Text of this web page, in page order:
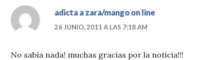
adicta a zara/mango on line
26 JUNIO, 2011 A LAS 7:18 AM
No sabía nada! muchas gracias por la noticia!!!